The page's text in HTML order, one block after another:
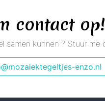
contact op!
kunnen ? Stuur
enzo.nl